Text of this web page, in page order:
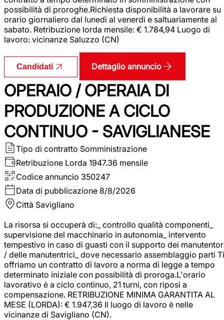
possibilità di proroghe.Richiesta disponibilità a lavorare su
orario giornaliero dal lunedì al venerdì e saltuariamente al
sabato. Retribuzione lorda mensile: € 1.784,94 Luogo di
lavoro: vicinanze Saluzzo (CN)
Candidati Dettaglio annuncio
OPERAIO / OPERAIA DI
PRODUZIONE A CICLO
CONTINUO - SAVIGLIANESE
Tipo di contratto Somministrazione
Retribuzione Lorda 1947.36 mensile
Codice annuncio 350247
Data di pubblicazione 8/8/2026
Città Savigliano
La risorsa si occuperà di:_ controllo qualità componenti_
supervisione del macchinario in autonomia_ intervento
tempestivo in caso di guasti con il supporto dei
/ delle manutentrici_ dove necessario assemblaggio parti Ti
offriamo un contratto di lavoro a norma di legge a tempo
determinato iniziale con possibilità di proroga.L'orario
lavorativo è a ciclo continuo, 21 turni, con riposi a
compensazione. RETRIBUZIONE MINIMA GARANTITA AL
MESE (LORDA): € 1.947,36 Il luogo di lavoro è nelle
vicinanze di Savigliano (CN).